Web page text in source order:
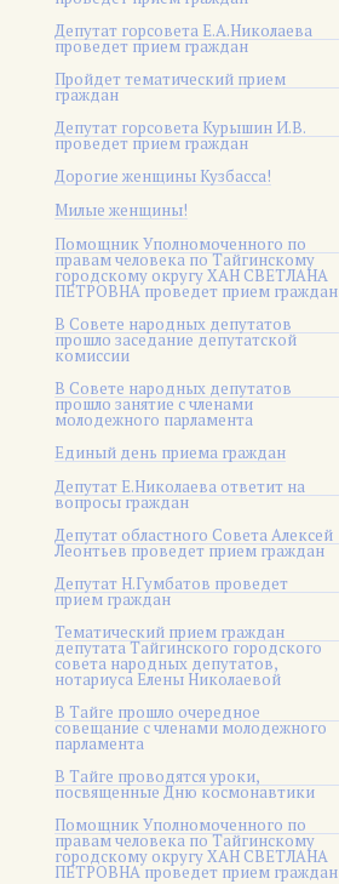
Депутат горсовета Е.А.Николаева
проведет прием граждан
Пройдет тематический прием
граждан
Депутат горсовета Курышин И.В.
проведет прием граждан
Дорогие женщины Кузбасса!
Милые женщины!
Помощник Уполномоченного по
правам человека по Тайгинскому
городскому округу ХАН СВЕТЛАНА
ПЕТРОВНА проведет прием граждан
В Совете народных депутатов
прошло заседание депутатской
комиссии
В Совете народных депутатов
прошло занятие с членами
молодежного парламента
Единый день приема граждан
Депутат Е.Николаева ответит на
вопросы граждан
Депутат областного Совета Алексей
Леонтьев проведет прием граждан
Депутат Н.Гумбатов проведет
прием граждан
Тематический прием граждан
депутата Тайгинского городского
совета народных депутатов,
нотариуса Елены Николаевой
В Тайге прошло очередное
совещание с членами молодежного
парламента
В Тайге проводятся уроки,
посвященные Дню космонавтики
Помощник Уполномоченного по
правам человека по Тайгинскому
городскому округу ХАН СВЕТЛАНА
ПЕТРОВНА проведет прием граждан